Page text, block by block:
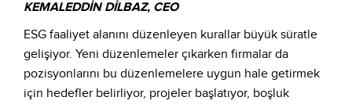
KEMALEDDİN DİLBAZ, CEO
ESG faaliyet alanını düzenleyen kurallar büyük süratle
gelişiyor. Yeni düzenlemeler çıkarken firmalar da
pozisyonlarını bu düzenlemelere uygun hale getirmek
için hedefler belirliyor, projeler başlatıyor, boşluk